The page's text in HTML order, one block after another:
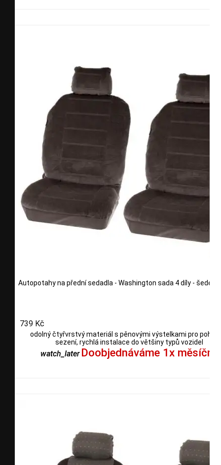
Autopotahy na přední sedadla - Washington sada 4 díly - šedé
739 Kč
odolný čtyřvrstvý materiál s pěnovými výstelkami pro
sezení, rychlá instalace do většiny typů vozidel
watch_later Doobjednáváme 1x měsíčně